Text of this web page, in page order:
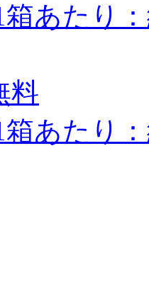
箱あたり：
料
箱あたり：